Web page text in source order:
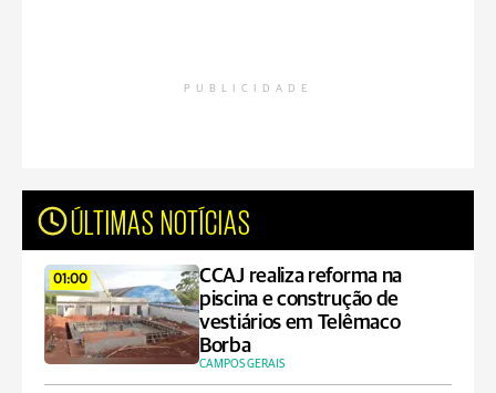
PUBLICIDADE
ÚLTIMAS NOTÍCIAS
01:00
CCAJ realiza reforma na
piscina e construção de
vestiários em Telêmaco
Borba
CAMPOS GERAIS